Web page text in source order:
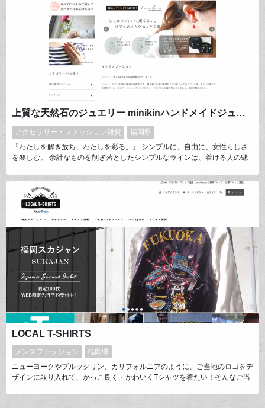
上質な天然石のジュエリー minikinハンドメイドジュエリーオンラインショップ
アクセサリー・ファッション雑貨
福岡県
『わたしを解き放ち、わたしを彩る。』 シンプルに、自由に、女性らしさ
を楽しむ。 余計なものを削ぎ落としたシンプルなラインは、着ける人の魅
カナダ留学中に始めたオンラインショップ。帰国後福岡に店舗を構え、当時
カナダで出会った友人と共に活動中。 痛くない、落ちにくい、かつピアス
のような見た目の新しいカタチのイヤリングが大好評。
LOCAL T-SHIRTS
メンズファッション
福岡県
ニューヨークやブルックリン、カリフォルニアのように、ご当地のロゴをデ
ザインに取り入れて、かっこ良く・かわいくTシャツを着たい！そんなご当
をご紹介しています。 九州のご当地Tシャツを全国にお届けします。